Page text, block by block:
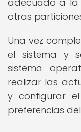
adecuado a la
otras
Una vez
el sistema y
sistema
realizar las
y configurar
preferencias